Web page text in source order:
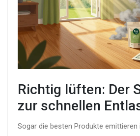
Richtig lüften: Der
zur schnellen
Sogar die besten Produkte emittieren